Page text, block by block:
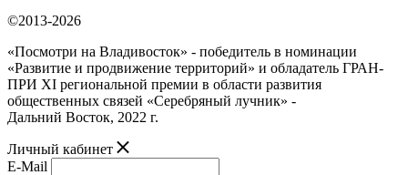
©2013-2026
«Посмотри на Владивосток» - победитель в номинации
«Развитие и продвижение территорий» и обладатель ГРАН-
ПРИ XI региональной премии в области развития
общественных связей «Серебряный лучник» -
Дальний Восток, 2022 г.
Личный кабинет
E-Mail